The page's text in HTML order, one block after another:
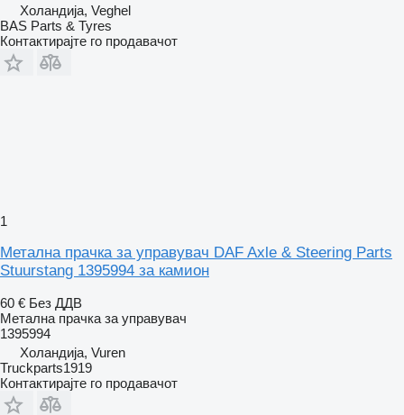
Холандија, Veghel
BAS Parts & Tyres
Контактирајте го продавачот
1
Метална прачка за управувач DAF Axle & Steering Parts
Stuurstang 1395994 за камион
60 € Без ДДВ
Метална прачка за управувач
1395994
Холандија, Vuren
Truckparts1919
Контактирајте го продавачот